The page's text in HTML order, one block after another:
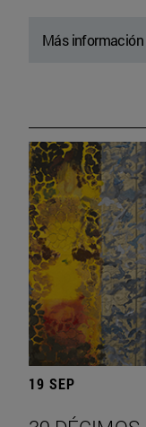
Más información
19 SEP